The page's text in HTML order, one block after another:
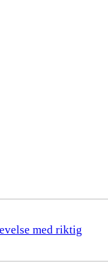
med riktig